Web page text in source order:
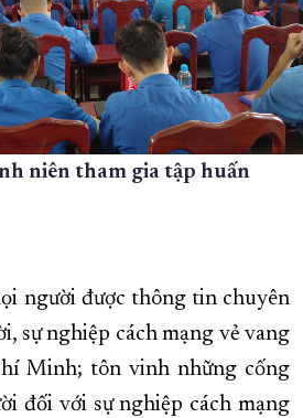
niên tham gia tập huấn
người được thông tin chuyên
sự nghiệp cách mạng vẻ vang
Minh; tôn vinh những cống
đối với sự nghiệp cách mạng